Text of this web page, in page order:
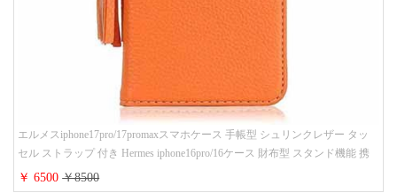
エルメスiphone17pro/17promaxスマホケース 手帳型 シュリンクレザー タッ
セル ストラップ 付き Hermes iphone16pro/16ケース 財布型 スタンド機能 携
帯カバー ハイ ブランド アイフォーン15/14/13ケース 手帳 レディース 人気
￥ 6500￥8500